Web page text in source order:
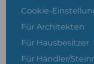
Cookie-
Für Architekten
Für Hausbesitzer
Für Händler/